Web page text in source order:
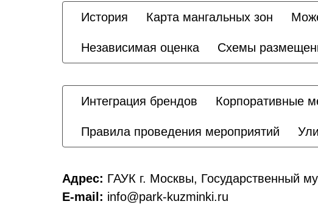
История Карта мангальных зон
Независимая оценка Схемы
Интеграция брендов Корпоративные
Правила проведения мероприятий
Адрес: ГАУК г. Москвы, Государственный
E-mail: info@park-kuzminki.ru